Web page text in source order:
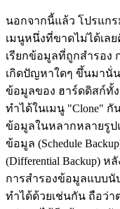
นอกจากนี้แล้ว โปรแกรม
เมนูหนึ่งที่ขาดไม่ได้เลย
เรียกข้อมูลที่ถูกสำรอง
เกิดปัญหาใดๆ ขึ้นมานั่
ข้อมูลของ ฮาร์ดดิสก์ทั้ง
ทำได้ในเมนู "Clone"
ข้อมูลในหลากหลายรูป
ข้อมูล (Schedule
(Differential Backup)
การสำรองข้อมูลแบบนับ
ทำได้ด้วยเช่นกัน ถือว่า